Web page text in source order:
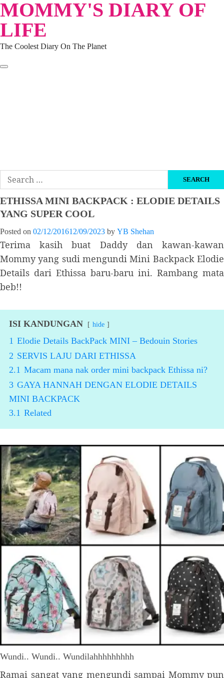
Skip
to
content
MOMMY'S DIARY OF
LIFE
The Coolest Diary On The Planet
Search
for:
ETHISSA MINI BACKPACK : ELODIE DETAILS
YANG SUPER COOL
Posted on 02/12/201612/09/2023 by YB Shehan
Terima kasih buat Daddy dan kawan-kawan
Mommy yang sudi mengundi Mini Backpack Elodie
Details dari Ethissa baru-baru ini. Rambang mata
beb!!
ISI KANDUNGAN hide
1 Elodie Details BackPack MINI – Bedouin Stories
2 SERVIS LAJU DARI ETHISSA
2.1 Macam mana nak order mini backpack Ethissa ni?
3 GAYA HANNAH DENGAN ELODIE DETAILS
MINI BACKPACK
3.1 Related
Wundi.. Wundi.. Wundilahhhhhhhhh
Ramai sangat yang mengundi sampai Mommy pun